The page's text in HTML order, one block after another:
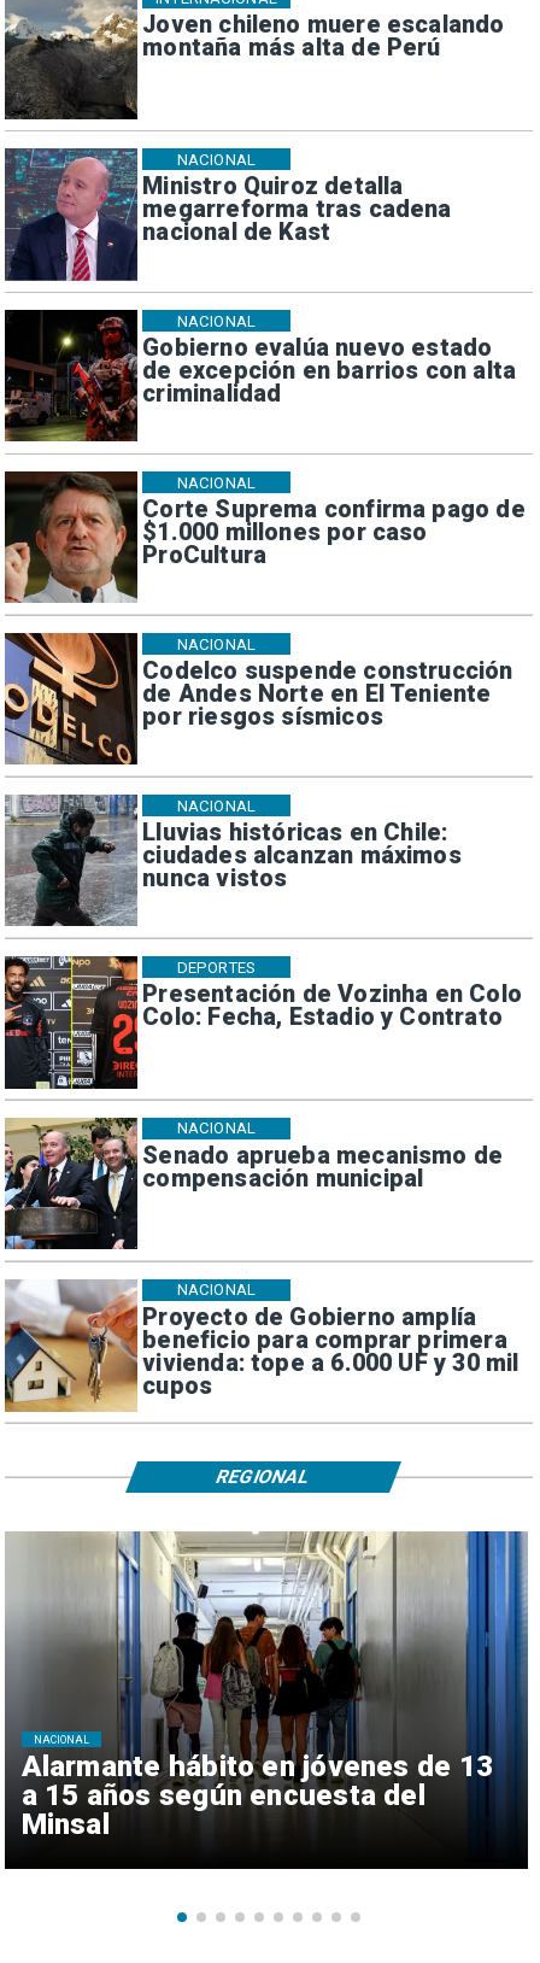
Joven chileno muere escalando
montaña más alta de Perú
Ministro Quiroz detalla
megarreforma tras cadena
nacional de Kast
NACIONAL
Gobierno evalúa nuevo estado
de excepción en barrios con alta
criminalidad
NACIONAL
Corte Suprema confirma pago de
$1.000 millones por caso
ProCultura
NACIONAL
Codelco suspende construcción
de Andes Norte en El Teniente
por riesgos sísmicos
NACIONAL
Lluvias históricas en Chile:
ciudades alcanzan máximos
nunca vistos
NACIONAL
Presentación de Vozinha en Colo
Colo: Fecha, Estadio y Contrato
DEPORTES
Senado aprueba mecanismo de
compensación municipal
NACIONAL
Proyecto de Gobierno amplía
beneficio para comprar primera
vivienda: tope a 6.000 UF y 30 mil
cupos
NACIONAL
Alarmante hábito en jóvenes de 13
a 15 años según encuesta del
Minsal
NACIONAL
REGIONAL